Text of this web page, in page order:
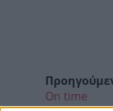
On time